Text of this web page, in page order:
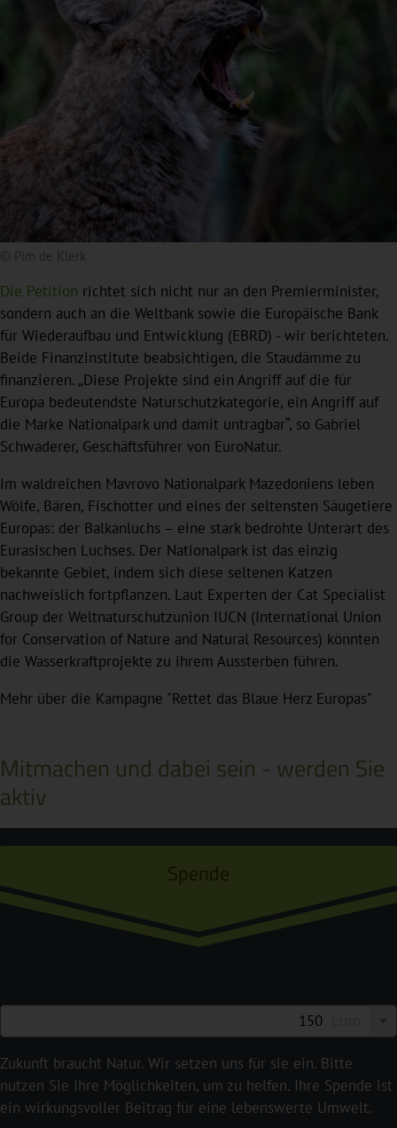
© Pim de Klerk
Die Petition richtet sich nicht nur an den Premierminister,
sondern auch an die Weltbank sowie die Europäische Bank
für Wiederaufbau und Entwicklung (EBRD) - wir berichteten.
Beide Finanzinstitute beabsichtigen, die Staudämme zu
finanzieren. „Diese Projekte sind ein Angriff auf die für
Europa bedeutendste Naturschutzkategorie, ein Angriff auf
die Marke Nationalpark und damit untragbar“, so Gabriel
Schwaderer, Geschäftsführer von EuroNatur.
Im waldreichen Mavrovo Nationalpark Mazedoniens leben
Wölfe, Bären, Fischotter und eines der seltensten Säugetiere
Europas: der Balkanluchs – eine stark bedrohte Unterart des
Eurasischen Luchses. Der Nationalpark ist das einzig
bekannte Gebiet, indem sich diese seltenen Katzen
nachweislich fortpflanzen. Laut Experten der Cat Specialist
Group der Weltnaturschutzunion IUCN (International Union
for Conservation of Nature and Natural Resources) könnten
die Wasserkraftprojekte zu ihrem Aussterben führen.
Mehr über die Kampagne "Rettet das Blaue Herz Europas"
Mitmachen und dabei sein - werden Sie
aktiv
Spende
Zukunft braucht Natur. Wir setzen uns für sie ein. Bitte
nutzen Sie Ihre Möglichkeiten, um zu helfen. Ihre Spende ist
ein wirkungsvoller Beitrag für eine lebenswerte Umwelt.